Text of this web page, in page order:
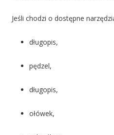
Jeśli chodzi o dostępne
długopis,
pędzel,
długopis,
ołówek,